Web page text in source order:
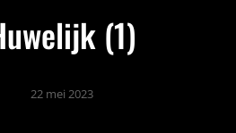
(1)
22 mei 2023